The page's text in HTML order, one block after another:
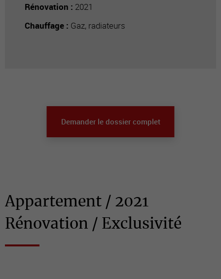
Rénovation : 2021
Chauffage : Gaz, radiateurs
Appartement / 2021
Rénovation / Exclusivité
Demander le dossier complet